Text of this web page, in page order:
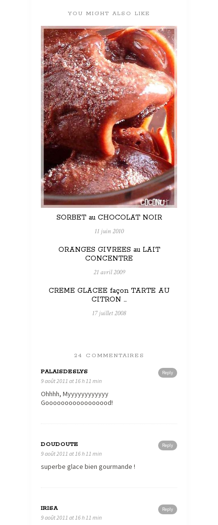
YOU MIGHT ALSO LIKE
SORBET au CHOCOLAT NOIR
11 juin 2010
ORANGES GIVREES au LAIT
CONCENTRE
21 avril 2009
CREME GLACEE façon TARTE AU
CITRON …
17 juillet 2008
24 COMMENTAIRES
Reply
PALAISDESLYS
9 août 2011 at 16 h 11 min
Ohhhh, Myyyyyyyyyyyy
Gooooooooooooooood!
Reply
DOUDOUTE
9 août 2011 at 16 h 11 min
superbe glace bien gourmande !
Reply
IRISA
9 août 2011 at 16 h 11 min